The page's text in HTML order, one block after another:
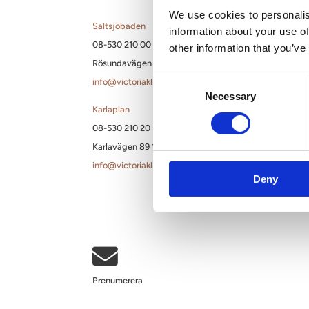
We use cookies to
information about your use
other information that
Necessary
Deny
Bröst
Preservé | Vävnadsbevarande kirurgi
Mia Femtech | Vävnadsbevarande kirurgi
Bröstförstoring med lyft
Bröstförstoring med eget fett
Övriga bröstbehandlingar
Blogg
Filosofi
Saltsjöbaden
08-530 210 00
Rösundavägen 4 133 36 Saltsjöbaden
info@victoriakliniken.com
Karlaplan
08-530 210 20
Karlavägen 89 115 22 Stockholm
info@victoriakliniken.com

Prenumerera